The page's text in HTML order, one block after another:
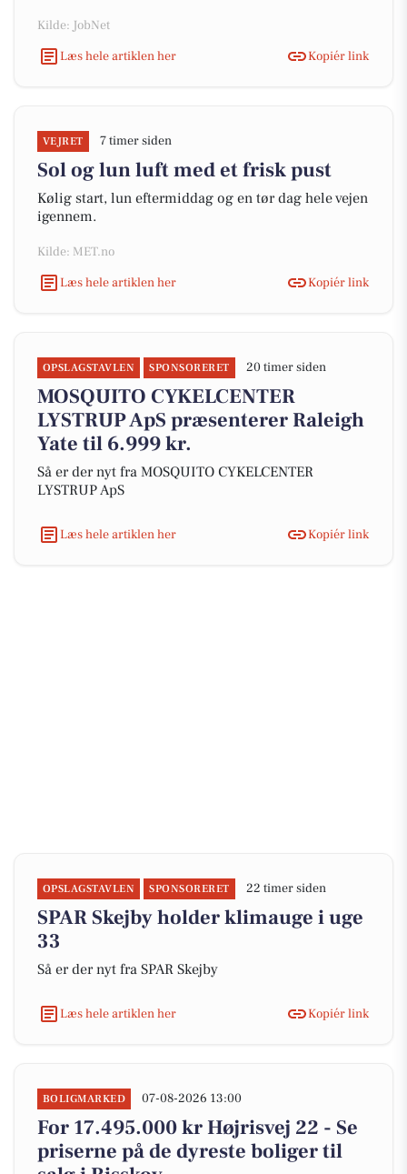
Kilde: JobNet
Læs hele artiklen her
Kopiér link
VEJRET 7 timer siden
Sol og lun luft med et frisk pust
Kølig start, lun eftermiddag og en tør dag hele vejen
igennem.
Kilde: MET.no
Læs hele artiklen her
Kopiér link
OPSLAGSTAVLEN SPONSORERET 20 timer siden
MOSQUITO CYKELCENTER
LYSTRUP ApS præsenterer Raleigh
Yate til 6.999 kr.
Så er der nyt fra MOSQUITO CYKELCENTER
LYSTRUP ApS
Læs hele artiklen her Kopiér link
OPSLAGSTAVLEN SPONSORERET 22 timer siden
SPAR Skejby holder klimauge i uge
33
Så er der nyt fra SPAR Skejby
Læs hele artiklen her Kopiér link
BOLIGMARKED 07-08-2026 13:00
For 17.495.000 kr Højrisvej 22 - Se
priserne på de dyreste boliger til